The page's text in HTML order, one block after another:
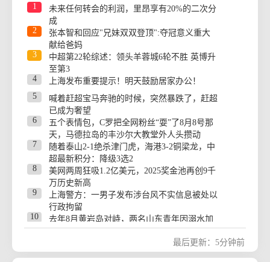
34
一线豪华品牌卖车也到了亏损边缘
89w
外媒：波兰总统向乌总统发最后通牒
高端河轮游变赶大巴拉练 公司道歉
37
冰块成今夏最火新生意
87w
38
孩子被清华录取 村里“最高规格”祭祖
39
服务区餐盘现老鼠啃食 官方：已处理
85w
00后“冰二代”：家中负债近两亿
41
秘鲁南部车祸致至少13人死亡
42
四川高县5.5级地震后 为何余震不断
84w
43
国际足联最新发声
官方通报“幸福坝”问题：成立调查组
45
记者送检10副太阳镜仅1副合格
82w
46
“火箭残骸撞月”视频是假的
女子家中洗衣机自爆 维修工：从没见过
81w
小时临时换机，南航回应：机身发现雷击点20
余处，客机自带防雷保护措施，电流不会进入
机舱内部
14
5万的小车卖不动，40万以上的抢着买
15
“伊斯兰版北约”出现，以色列如临大敌：与这
三国关系都不太好
16
海风：台湾真正的危机，是活在政治表演与情
绪动员之中
17
摩尔线程：上半年营收激增147%，净亏损大幅
收窄，筹划赴港上市
18
夜读丨1000部仅1部爆款，AI漫剧为何陷入“内
卷式”竞争
19
官方：明日之星冠军杯决赛取消 U17国足与阿
森纳并列冠军
20
高市早苗对“无核三原则”含糊表态
1
未来任何转会的利润，里昂享有20%的二次分
成
2
张本智和回应"兄妹双双登顶":夺冠意义重大
献给爸妈
3
中超第22轮综述：领头羊蓉城6轮不胜 英博升
至第3
4
上海发布重要提示！明天鼓励居家办公！
5
喊着赶超宝马奔驰的时候，突然暴跌了，赶超
已成为奢望
6
五个表情包，C罗把全网粉丝“耍”了8月8号那
天，马德拉岛的丰沙尔大教堂外人头攒动
7
随着泰山2-1绝杀津门虎，海港3-2铜梁龙，中
超最新积分：降级3选2
8
美网两周狂吸1.2亿美元，2025奖金池再创9千
万历史新高
9
上海警方：一男子发布涉台风不实信息被处以
行政拘留
10
去年8月黄岩岛对峙，两名山东青年因溺水加
撞击牺牲！这账必须算
最后更新：5分钟前